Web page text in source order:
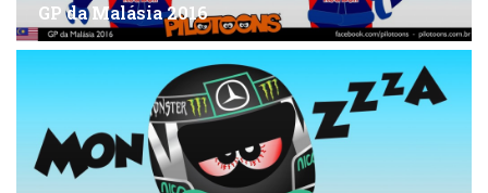
GP da Malásia 2016